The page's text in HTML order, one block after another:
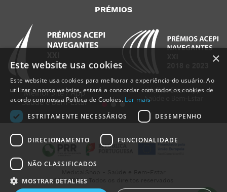
PRÉMIOS
2011-2026 | Todos os direitos reservados
×
Este website usa cookies
Este website usa cookies para melhorar a experiência do usuário. Ao
utilizar o nosso website, estará a concordar com todos os cookies de
acordo com nossa Política de Cookies. Ler mais
ESTRITAMENTE NECESSÁRIOS
DESEMPENHO
DIRECIONAMENTO FUNCIONALIDADE
NÃO CLASSIFICADOS
MOSTRAR DETALHES